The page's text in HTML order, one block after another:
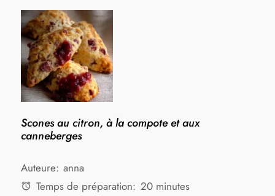
Scones au citron, à la compote et aux
canneberges
Auteure: anna
Temps de préparation: 20 minutes